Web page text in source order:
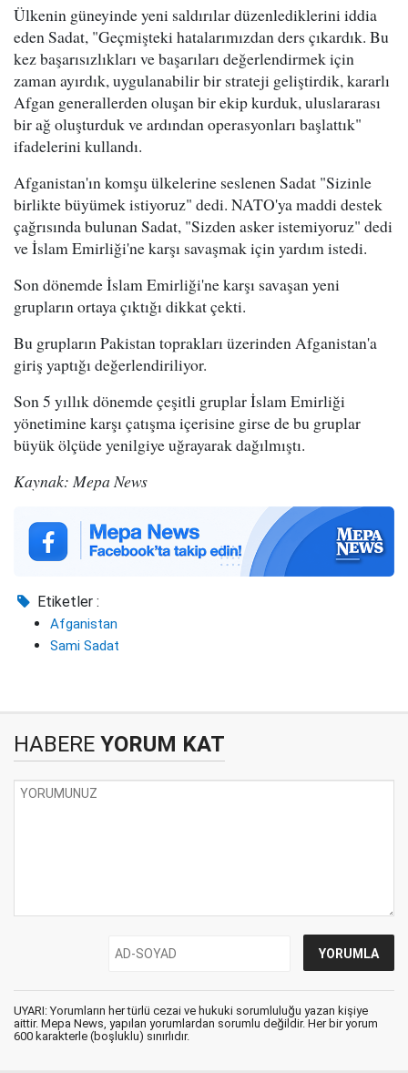
Ülkenin güneyinde yeni saldırılar düzenlediklerini iddia
eden Sadat, "Geçmişteki hatalarımızdan ders çıkardık. Bu
kez başarısızlıkları ve başarıları değerlendirmek için
zaman ayırdık, uygulanabilir bir strateji geliştirdik, kararlı
Afgan generallerden oluşan bir ekip kurduk, uluslararası
bir ağ oluşturduk ve ardından operasyonları başlattık"
ifadelerini kullandı.
Afganistan'ın komşu ülkelerine seslenen Sadat "Sizinle
birlikte büyümek istiyoruz" dedi. NATO'ya maddi destek
çağrısında bulunan Sadat, "Sizden asker istemiyoruz" dedi
ve İslam Emirliği'ne karşı savaşmak için yardım istedi.
Son dönemde İslam Emirliği'ne karşı savaşan yeni
grupların ortaya çıktığı dikkat çekti.
Bu grupların Pakistan toprakları üzerinden Afganistan'a
giriş yaptığı değerlendiriliyor.
Son 5 yıllık dönemde çeşitli gruplar İslam Emirliği
yönetimine karşı çatışma içerisine girse de bu gruplar
büyük ölçüde yenilgiye uğrayarak dağılmıştı.
Kaynak: Mepa News
Etiketler :
Afganistan
Sami Sadat
HABERE YORUM KAT
UYARI: Yorumların her türlü cezai ve hukuki sorumluluğu yazan kişiye
aittir. Mepa News, yapılan yorumlardan sorumlu değildir. Her bir yorum
600 karakterle (boşluklu) sınırlıdır.